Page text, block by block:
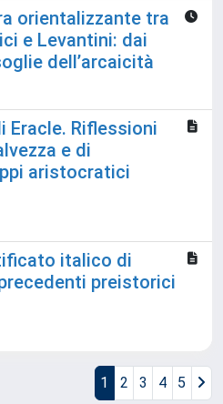
orientalizzante tra
e Levantini: dai
dell’arcaicità
Eracle. Riflessioni
e di
aristocratici
italico di
preistorici
1 2 3 4 5